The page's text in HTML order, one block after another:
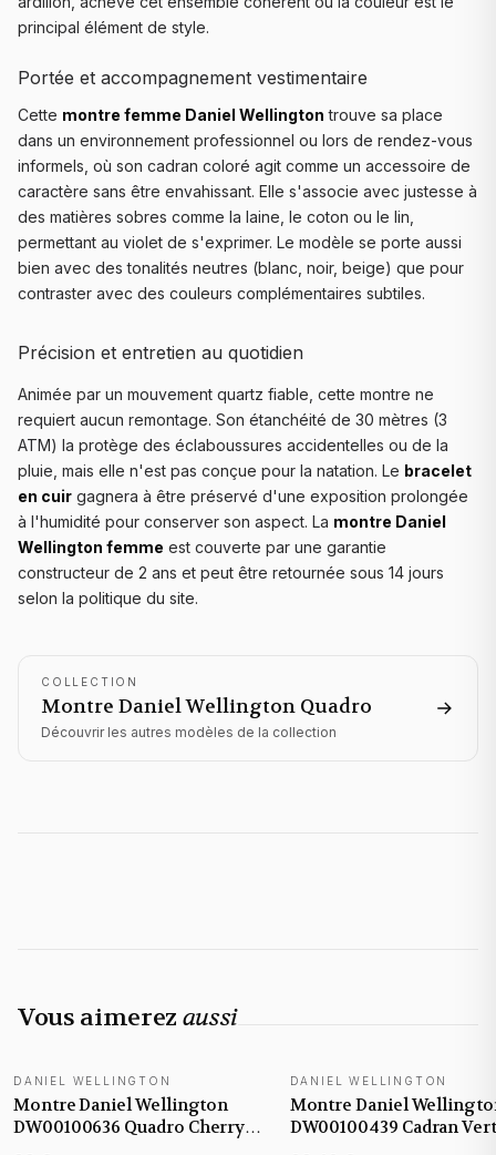
principal élément de style.
Portée et accompagnement vestimentaire
Cette montre femme Daniel Wellington trouve sa place
dans un environnement professionnel ou lors de rendez-vous
informels, où son cadran coloré agit comme un accessoire de
caractère sans être envahissant. Elle s'associe avec justesse à
des matières sobres comme la laine, le coton ou le lin,
permettant au violet de s'exprimer. Le modèle se porte aussi
bien avec des tonalités neutres (blanc, noir, beige) que pour
contraster avec des couleurs complémentaires subtiles.
Précision et entretien au quotidien
Animée par un mouvement quartz fiable, cette montre ne
requiert aucun remontage. Son étanchéité de 30 mètres (3
ATM) la protège des éclaboussures accidentelles ou de la
pluie, mais elle n'est pas conçue pour la natation. Le bracelet
en cuir gagnera à être préservé d'une exposition prolongée
à l'humidité pour conserver son aspect. La montre Daniel
Wellington femme est couverte par une garantie
constructeur de 2 ans et peut être retournée sous 14 jours
selon la politique du site.
COLLECTION
Montre Daniel Wellington Quadro
Découvrir les autres modèles de la collection
Vous aimerez aussi
DANIEL WELLINGTON
Montre Daniel Wellington
DW00100636 Quadro Cherry
Blossom Rose Nacre
DANIEL WELLINGTON
Montre Daniel
DW00100439 Cadran
Bracelet Cuir Noir